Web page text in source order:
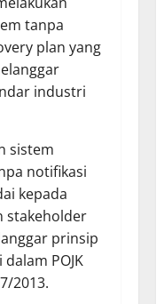
tanpa
plan yang
industri
sistem
notifikasi
kepada
stakeholder
prinsip
POJK
2013.